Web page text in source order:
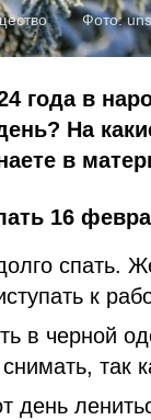
Фото:
года в
На
в
16
спать.
к
в черной
так
день